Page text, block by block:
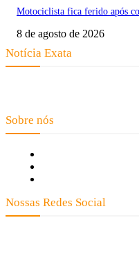
Motociclista fica ferido após
8 de agosto de 2026
Notícia Exata
Sobre nós
Nossas Redes Social